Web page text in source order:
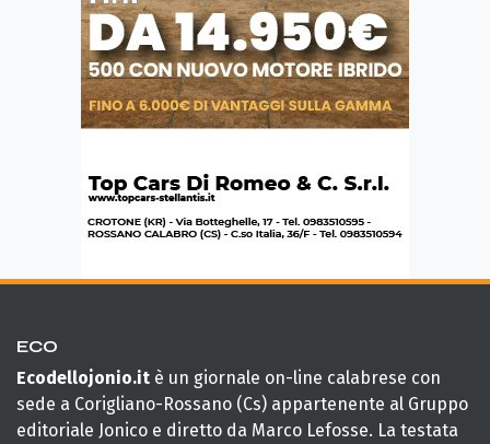
ECO
Ecodellojonio.it è un giornale on-line calabrese con
sede a Corigliano-Rossano (Cs) appartenente al Gruppo
editoriale Jonico e diretto da Marco Lefosse. La testata